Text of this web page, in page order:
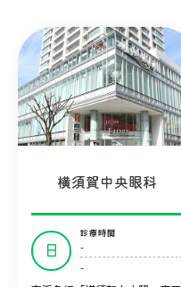
横須賀中央眼科
日
診療時間
-
-